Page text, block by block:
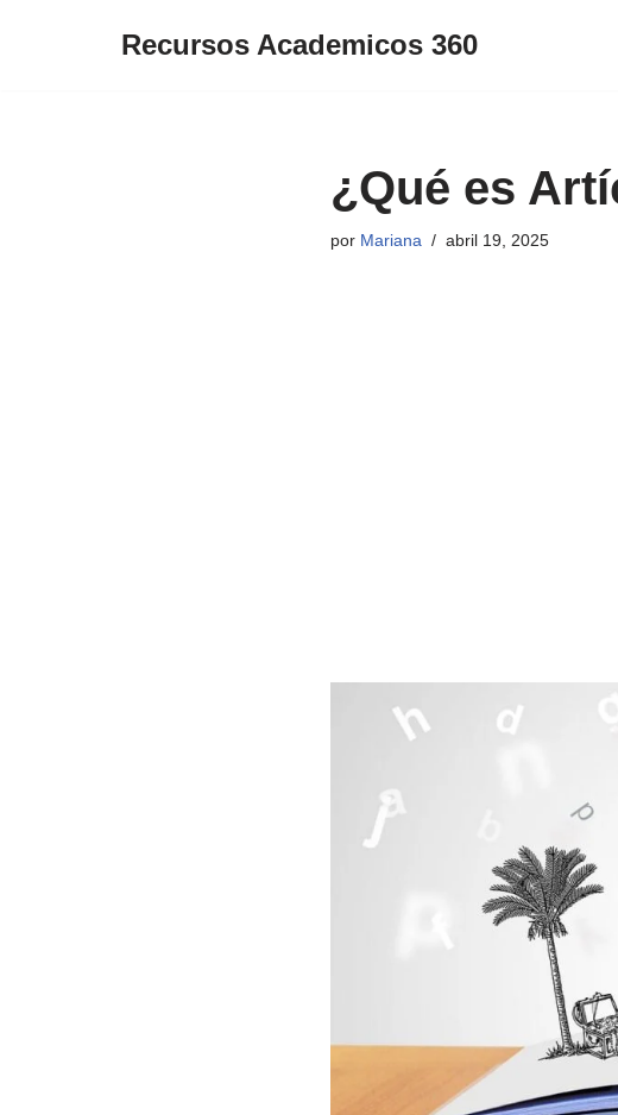
Recursos Academicos 360
¿Qué es
por Mariana abril 19, 2025